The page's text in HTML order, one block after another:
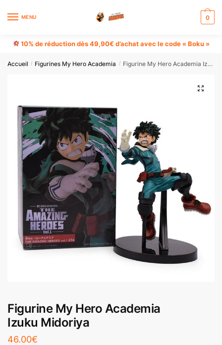
MENU 0
10% de réduction dès 49,90€ d’achat avec le code « Boku »
Accueil / Figurines My Hero Academia / Figurine My Hero Academia Izuku Midoriya
Figurine My Hero Academia
Izuku Midoriya
46.00€